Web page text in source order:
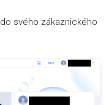
do svého zákaznického